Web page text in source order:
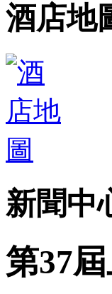
酒店地
新聞中
第37